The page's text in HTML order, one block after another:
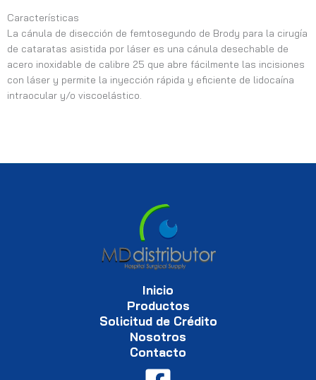
Características
La cánula de disección de femtosegundo de Brody para la cirugía
de cataratas asistida por láser es una cánula desechable de
acero inoxidable de calibre 25 que abre fácilmente las incisiones
con láser y permite la inyección rápida y eficiente de lidocaína
intraocular y/o viscoelástico.
Inicio
Productos
Solicitud de Crédito
Nosotros
Contacto